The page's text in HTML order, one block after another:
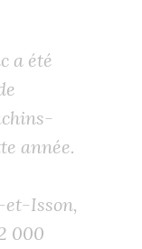
a été
année.
Isson,
000